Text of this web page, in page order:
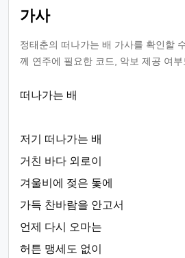
가사
정태춘의 떠나가는 배 가사를 확인할
께 연주에 필요한 코드, 악보 제공 여
떠나가는 배
저기 떠나가는 배
거친 바다 외로이
겨울비에 젖은 돛에
가득 찬바람을 안고서
언제 다시 오마는
허튼 맹세도 없이